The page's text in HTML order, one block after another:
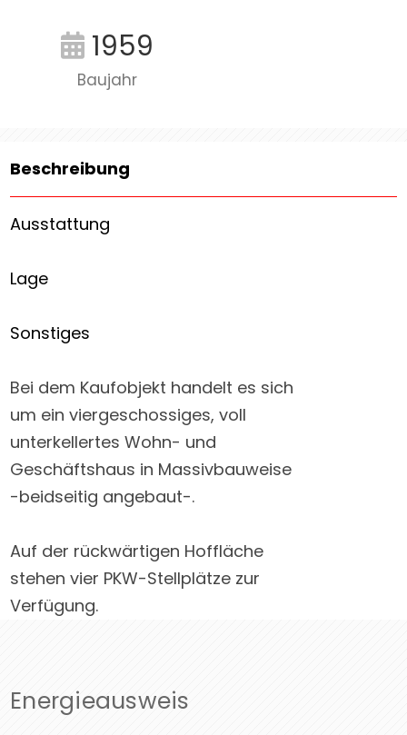
1959
Baujahr
Beschreibung
Ausstattung
Lage
Sonstiges
Bei dem Kaufobjekt handelt es sich
um ein viergeschossiges, voll
unterkellertes Wohn- und
Geschäftshaus in Massivbauweise
-beidseitig angebaut-.
Auf der rückwärtigen Hoffläche
stehen vier PKW-Stellplätze zur
Verfügung.
Energieausweis